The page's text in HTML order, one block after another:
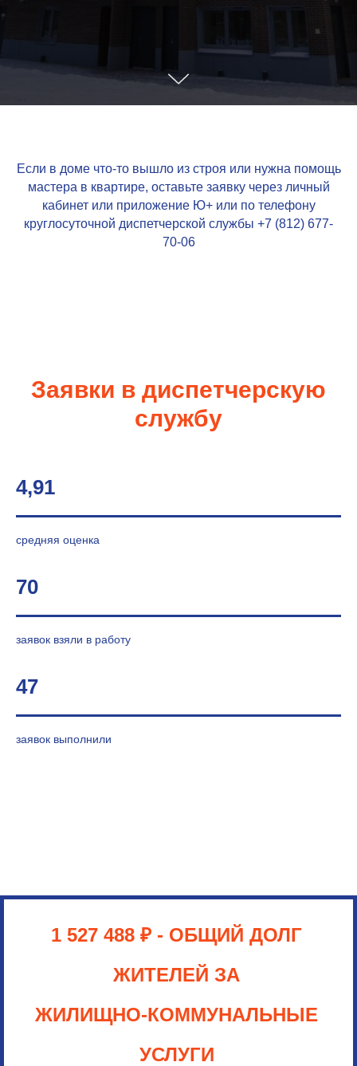
Если в доме что-то вышло из строя или нужна помощь
мастера в квартире, оставьте заявку через личный
кабинет или приложение Ю+ или по телефону
круглосуточной диспетчерской службы +7 (812) 677-
70-06
Заявки в диспетчерскую
службу
4,91
средняя оценка
70
заявок взяли в работу
47
заявок выполнили
1 527 488 ₽ - ОБЩИЙ ДОЛГ
ЖИТЕЛЕЙ ЗА
ЖИЛИЩНО-КОММУНАЛЬНЫЕ
УСЛУГИ